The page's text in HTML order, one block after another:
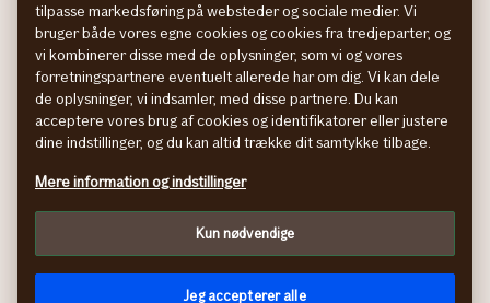
foråret
Forsikringer
Bilforsikring
Indboforsikring
Rejseforsikring
Husforsikring
Børneforsikring
Selvbetjening
Log på Mine sider
Anmeld skade
Selvbetjening
Ny kunde i If
Livsændringer
Fortryd køb af forsikring
tilpasse markedsføring på websteder og sociale medier. Vi
bruger både vores egne cookies og cookies fra tredjeparter, og
vi kombinerer disse med de oplysninger, som vi og vores
forretningspartnere eventuelt allerede har om dig. Vi kan dele
de oplysninger, vi indsamler, med disse partnere. Du kan
acceptere vores brug af cookies og identifikatorer eller justere
dine indstillinger, og du kan altid trække dit samtykke tilbage.
Mere information og indstillinger
Kun nødvendige
Jeg accepterer alle